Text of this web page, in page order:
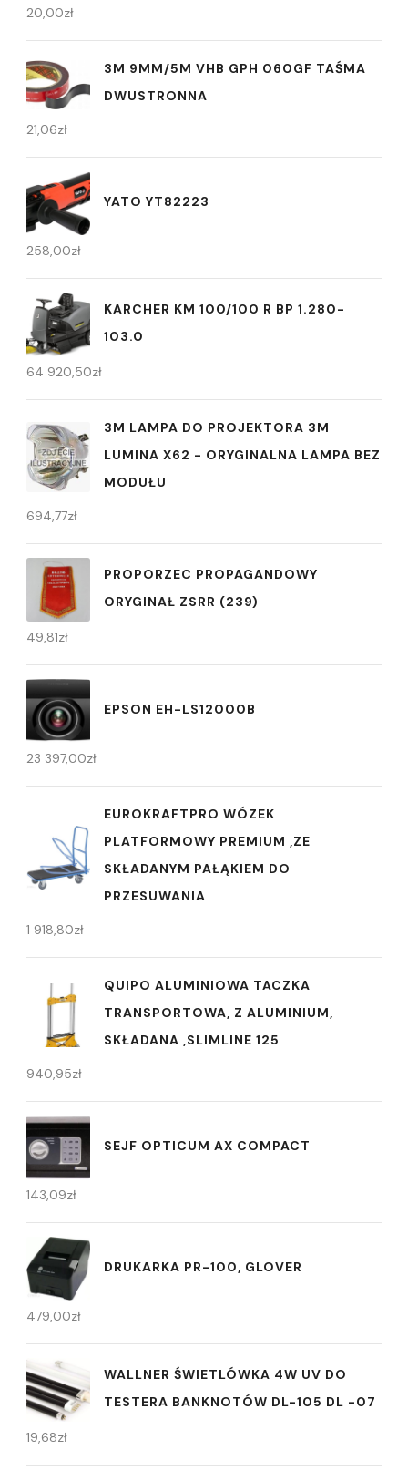
20,00zł
3M 9MM/5M VHB GPH 060GF TAŚMA
DWUSTRONNA
21,06zł
YATO YT82223
258,00zł
KARCHER KM 100/100 R BP 1.280-
103.0
64 920,50zł
3M LAMPA DO PROJEKTORA 3M
LUMINA X62 - ORYGINALNA LAMPA BEZ
MODUŁU
694,77zł
PROPORZEC PROPAGANDOWY
ORYGINAŁ ZSRR (239)
49,81zł
EPSON EH-LS12000B
23 397,00zł
EUROKRAFTPRO WÓZEK
PLATFORMOWY PREMIUM ,ZE
SKŁADANYM PAŁĄKIEM DO
PRZESUWANIA
1 918,80zł
QUIPO ALUMINIOWA TACZKA
TRANSPORTOWA, Z ALUMINIUM,
SKŁADANA ,SLIMLINE 125
940,95zł
SEJF OPTICUM AX COMPACT
143,09zł
DRUKARKA PR-100, GLOVER
479,00zł
WALLNER ŚWIETLÓWKA 4W UV DO
TESTERA BANKNOTÓW DL-105 DL -07
19,68zł